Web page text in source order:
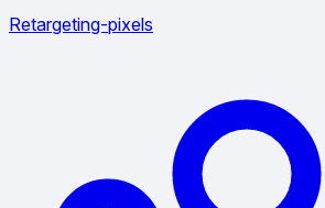
Retargeting-pixels